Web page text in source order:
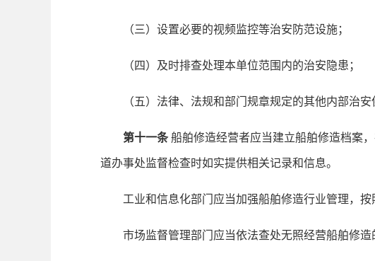
（三）设置必要的视频监控等治安防范设施；
（四）及时排查处理本单位范围内的治安隐患；
（五）法律、法规和部门规章规定的其他内部治安
第十一条船舶修造经营者应当建立船舶修造档案
道办事处监督检查时如实提供相关记录和信息。
工业和信息化部门应当加强船舶修造行业管理，按
市场监督管理部门应当依法查处无照经营船舶修造